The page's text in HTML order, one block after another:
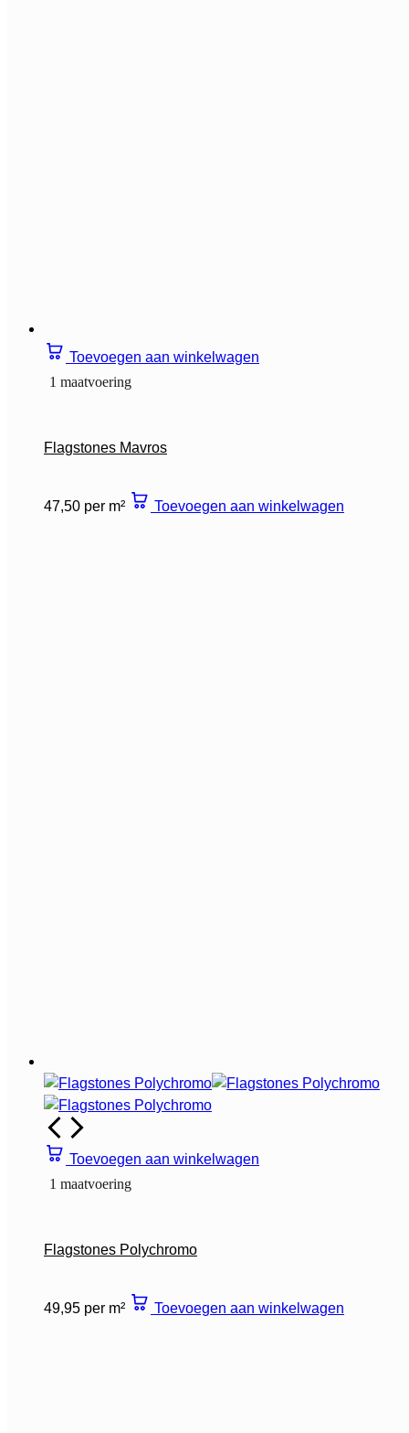
Toevoegen aan winkelwagen
1 maatvoering
Flagstones Mavros
47,50 per m² Toevoegen aan winkelwagen
Toevoegen aan winkelwagen
1 maatvoering
Flagstones Polychromo
49,95 per m² Toevoegen aan winkelwagen